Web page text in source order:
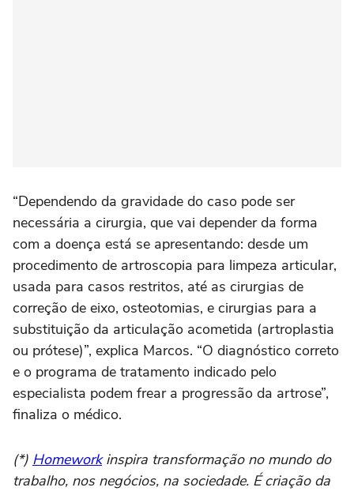
“Dependendo da gravidade do caso pode ser
necessária a cirurgia, que vai depender da forma
com a doença está se apresentando: desde um
procedimento de artroscopia para limpeza articular,
usada para casos restritos, até as cirurgias de
correção de eixo, osteotomias, e cirurgias para a
substituição da articulação acometida (artroplastia
ou prótese)”, explica Marcos. “O diagnóstico correto
e o programa de tratamento indicado pelo
especialista podem frear a progressão da artrose”,
finaliza o médico.
(*) Homeworkinspira transformação no mundo do
trabalho, nos negócios, na sociedade. É criação da